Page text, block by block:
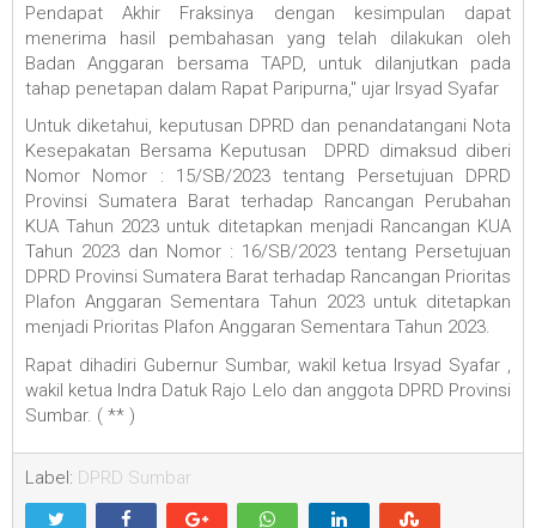
Pendapat Akhir Fraksinya dengan kesimpulan dapat
menerima hasil pembahasan yang telah dilakukan oleh
Badan Anggaran bersama TAPD, untuk dilanjutkan pada
tahap penetapan dalam Rapat Paripurna," ujar Irsyad Syafar
Untuk diketahui, keputusan DPRD dan penandatangani Nota
Kesepakatan Bersama Keputusan DPRD dimaksud diberi
Nomor Nomor : 15/SB/2023 tentang Persetujuan DPRD
Provinsi Sumatera Barat terhadap Rancangan Perubahan
KUA Tahun 2023 untuk ditetapkan menjadi Rancangan KUA
Tahun 2023 dan Nomor : 16/SB/2023 tentang Persetujuan
DPRD Provinsi Sumatera Barat terhadap Rancangan Prioritas
Plafon Anggaran Sementara Tahun 2023 untuk ditetapkan
menjadi Prioritas Plafon Anggaran Sementara Tahun 2023.
Rapat dihadiri Gubernur Sumbar, wakil ketua Irsyad Syafar ,
wakil ketua Indra Datuk Rajo Lelo dan anggota DPRD Provinsi
Sumbar. ( ** )
Label: DPRD Sumbar